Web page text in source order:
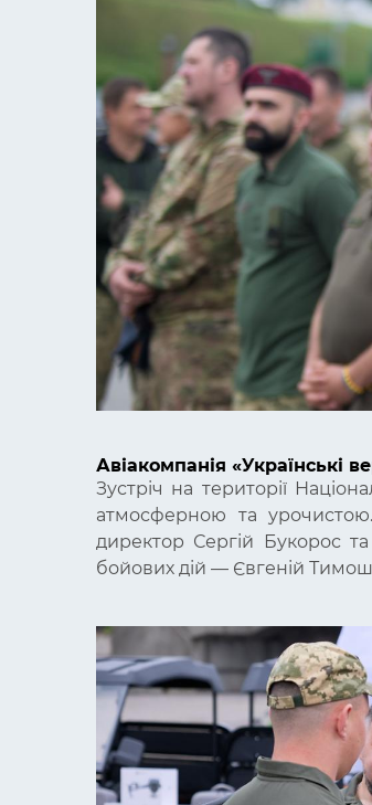
Авіакомпанія «Українські
Зустріч на території
атмосферною та
директор Сергій Букорос та
бойових дій — Євгеній